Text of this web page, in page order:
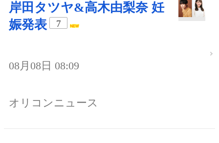
岸田タツヤ&高木由梨奈 妊
娠発表
7
08月08日 08:09
オリコンニュース